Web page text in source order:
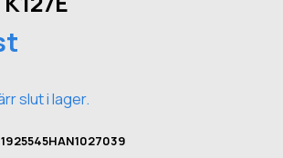
slut i lager.
1925545HAN1027039